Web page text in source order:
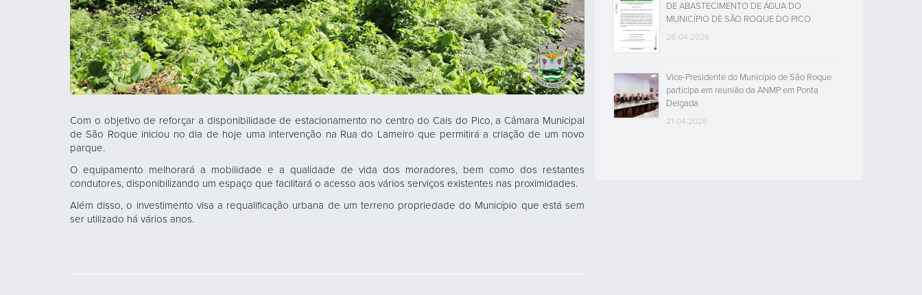
Com o objetivo de reforçar a disponibilidade de estacionamento no centro do Cais do Pico, a Câmara Municipal
de São Roque iniciou no dia de hoje uma intervenção na Rua do Lameiro que permitirá a criação de um novo
parque.
O equipamento melhorará a mobilidade e a qualidade de vida dos moradores, bem como dos restantes
condutores, disponibilizando um espaço que facilitará o acesso aos vários serviços existentes nas proximidades.
Além disso, o investimento visa a requalificação urbana de um terreno propriedade do Município que está sem
ser utilizado há vários anos.
DE ABASTECIMENTO DE ÁGUA DO
MUNICÍPIO DE SÃO ROQUE DO PICO
28-04-2026
Vice-Presidente do Município de São Roque
participa em reunião da ANMP em Ponta
Delgada
21-04-2026